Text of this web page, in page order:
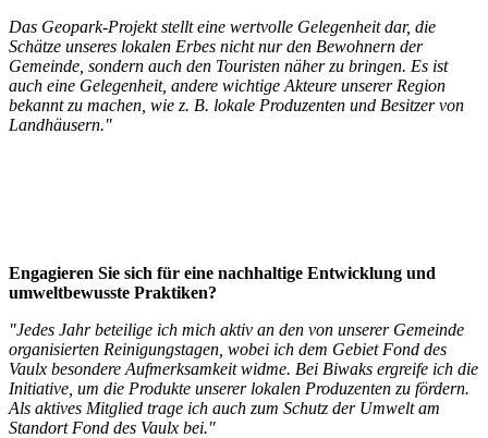
Das Geopark-Projekt stellt eine wertvolle Gelegenheit dar, die
Schätze unseres lokalen Erbes nicht nur den Bewohnern der
Gemeinde, sondern auch den Touristen näher zu bringen. Es ist
auch eine Gelegenheit, andere wichtige Akteure unserer Region
bekannt zu machen, wie z. B. lokale Produzenten und Besitzer von
Landhäusern."
Engagieren Sie sich für eine nachhaltige Entwicklung und
umweltbewusste Praktiken?
"Jedes Jahr beteilige ich mich aktiv an den von unserer Gemeinde
organisierten Reinigungstagen, wobei ich dem Gebiet Fond des
Vaulx besondere Aufmerksamkeit widme. Bei Biwaks ergreife ich die
Initiative, um die Produkte unserer lokalen Produzenten zu fördern.
Als aktives Mitglied trage ich auch zum Schutz der Umwelt am
Standort Fond des Vaulx bei."